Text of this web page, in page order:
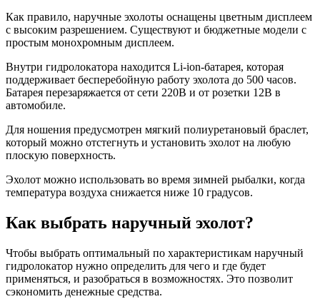
Как правило, наручные эхолоты оснащены цветным дисплеем
с высоким разрешением. Существуют и бюджетные модели с
простым монохромным дисплеем.
Внутри гидролокатора находится Li-ion-батарея, которая
поддерживает бесперебойную работу эхолота до 500 часов.
Батарея перезаряжается от сети 220В и от розетки 12В в
автомобиле.
Для ношения предусмотрен мягкий полиуретановый браслет,
который можно отстегнуть и установить эхолот на любую
плоскую поверхность.
Эхолот можно использовать во время зимней рыбалки, когда
температура воздуха снижается ниже 10 градусов.
Как выбрать наручный эхолот?
Чтобы выбрать оптимальный по характеристикам наручный
гидролокатор нужно определить для чего и где будет
применяться, и разобраться в возможностях. Это позволит
сэкономить денежные средства.